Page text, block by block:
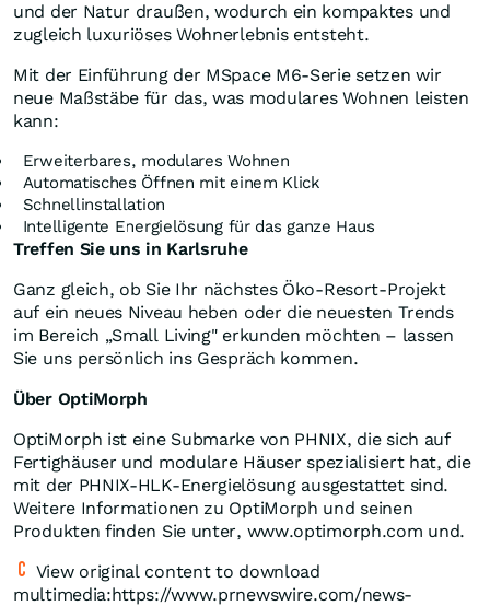
und der Natur draußen, wodurch ein kompaktes und
zugleich luxuriöses Wohnerlebnis entsteht.
Mit der Einführung der MSpace M6-Serie setzen wir
neue Maßstäbe für das, was modulares Wohnen leisten
kann:
Erweiterbares, modulares Wohnen
Automatisches Öffnen mit einem Klick
Schnellinstallation
Intelligente Energielösung für das ganze Haus
Treffen Sie uns in Karlsruhe
Ganz gleich, ob Sie Ihr nächstes Öko-Resort-Projekt
auf ein neues Niveau heben oder die neuesten Trends
im Bereich „Small Living" erkunden möchten – lassen
Sie uns persönlich ins Gespräch kommen.
Über OptiMorph
OptiMorph ist eine Submarke von PHNIX, die sich auf
Fertighäuser und modulare Häuser spezialisiert hat, die
mit der PHNIX-HLK-Energielösung ausgestattet sind.
Weitere Informationen zu OptiMorph und seinen
Produkten finden Sie unter, www.optimorph.com und.
View original content to download
multimedia:https://www.prnewswire.com/news-